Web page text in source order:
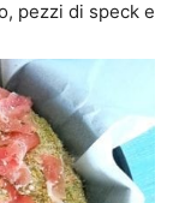
pezzi di speck e